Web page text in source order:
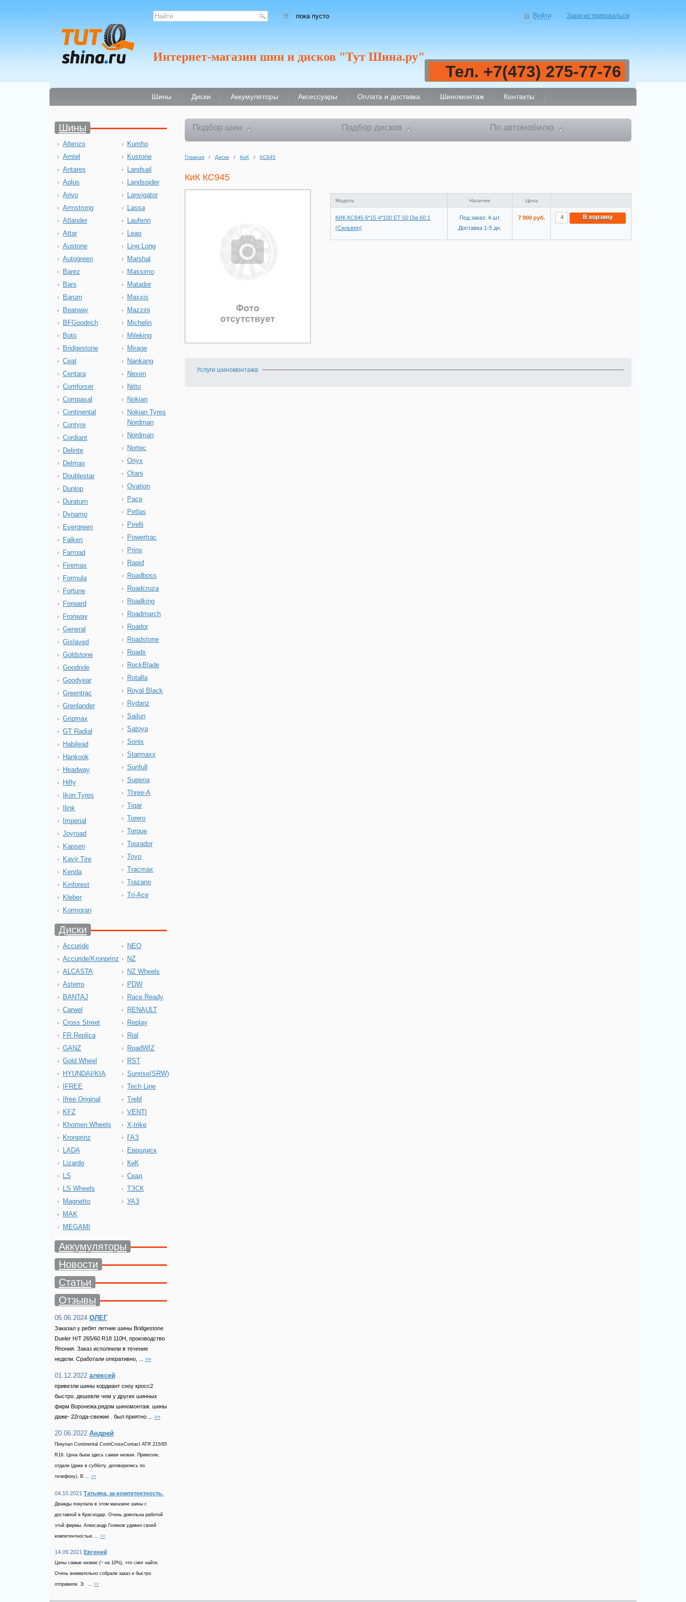
пока пусто Зарегистрироваться
Войти
Интернет-магазин шин и дисков "Тут Шина.ру"
Тел. +7(473) 275-77-76
Шины Диски Аккумуляторы Аксессуары Оплата и доставка Шиномонтаж Контакты
Шины
Altenzo
Amtel
Antares
Aplus
Arivo
Armstrong
Atlander
Attar
Austone
Autogreen
Barez
Bars
Barum
Bearway
BFGoodrich
Boto
Bridgestone
Ceat
Centara
Comforser
Compasal
Continental
Contyre
Cordiant
Delinte
Delmax
Doublestar
Dunlop
Duraturn
Dynamo
Evergreen
Falken
Farroad
Firemax
Formula
Fortune
Forward
Fronway
General
Gislaved
Goldstone
Goodride
Goodyear
Greentrac
Grenlander
Gripmax
GT Radial
Habilead
Hankook
Headway
Hifly
Ikon Tyres
Ilink
Imperial
Joyroad
Kapsen
Kavir Tire
Kenda
Kinforest
Kleber
Kormoran
Kumho
Kustone
Landsail
Landspider
Lanvigator
Lassa
Laufenn
Leao
Ling Long
Marshal
Massimo
Matador
Maxxis
Mazzini
Michelin
Mileking
Mirage
Nankang
Nexen
Nitto
Nokian
Nokian Tyres
Nordman
Nordman
Nortec
Onyx
Otani
Ovation
Pace
Petlas
Pirelli
Powertrac
Prinx
Rapid
Roadboss
Roadcruza
Roadking
Roadmarch
Roador
Roadstone
Roadx
RockBlade
Rotalla
Royal Black
Rydanz
Sailun
Satoya
Sonix
Starmaxx
Sunfull
Superia
Three-A
Tigar
Torero
Torque
Tourador
Toyo
Tracmax
Trazano
Tri-Ace
Диски
Accuride
Accuride/Kronprinz
ALCASTA
Asterro
BANTAJ
Carwel
Cross Street
FR Replica
GANZ
Gold Wheel
HYUNDAI/KIA
IFREE
Ifree Original
KFZ
Khomen Wheels
Kronprinz
LADA
Lizardo
LS
LS Wheels
Magnetto
MAK
MEGAMI
NEO
NZ
NZ Wheels
PDW
Race Ready
RENAULT
Replay
Rial
RoadWIZ
RST
Sunrise(SRW)
Tech Line
Trebl
VENTI
X-trike
ГАЗ
Евродиск
КиК
Скад
ТЗСК
УАЗ
Аккумуляторы
Новости
Статьи
Отзывы
05.06.2024 ОЛЕГ
Заказал у ребят летние шины Bridgestone
Dueler H/T 265/60 R18 110H, производство
Япония. Заказ исполнили в течение
недели. Сработали оперативно, ... >>
01.12.2022 алексей
привезли шины кордиант сноу кросс2
быстро. дешевле чем у других шинных
фирм Воронежа.рядом шиномонтаж. шины
даже- 22года-свежие . был приятно ... >>
20.06.2022 Андрей
Покупал Continental ContiCrossContact ATR 215/65
R16. Цена была здесь самая низкая. Привезли,
отдали (даже в субботу, договорились по
телефону). В ... >>
04.10.2021 Татьяна, за компетентность.
Дважды покупала в этом магазине шины с
доставкой в Краснодар. Очень довольна работой
этой фирмы. Александр Голиков удивил своей
компетентностью ... >>
14.09.2021 Евгений
Цены самые низкие (~ на 10%), что смог найти.
Очень внимательно собрали заказ и быстро
отправили. Э. ... >>
Подбор шин Подбор дисков По автомобилю
Главная / Диски / КиК / КС945
КиК КС945
Модель Наличие Цена
КИК КС945 6*15 4*100 ET 50 Dia 60.1
(Сильвер)
Под заказ: 4 шт.
Доставка 1-5 дн.
7 900 руб. В корзину
Услуги шиномонтажа